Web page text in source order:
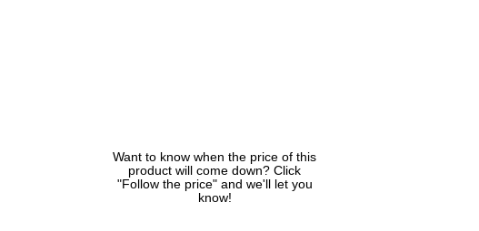
Want to know when the price of this
product will come down? Click
"Follow the price" and we'll let you
know!